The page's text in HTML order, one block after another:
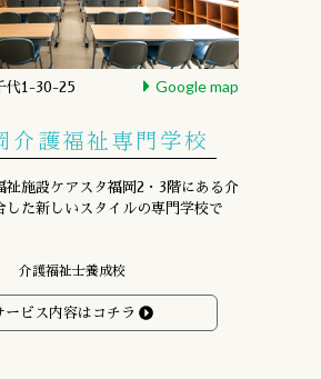
代1-30-25 Google map
介護福祉専門学校
祉施設ケアスタ福岡2・3階にある介
した新しいスタイルの専門学校で
介護福祉士養成校
ービス内容はコチラ